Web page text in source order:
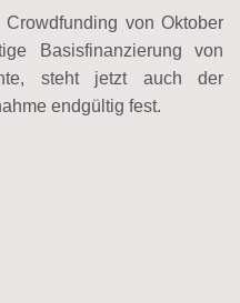
von Oktober
Basisfinanzierung von
steht jetzt auch der
endgültig fest.